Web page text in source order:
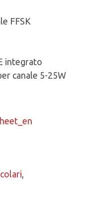
FFSK
integrato
canale 5-25W
,